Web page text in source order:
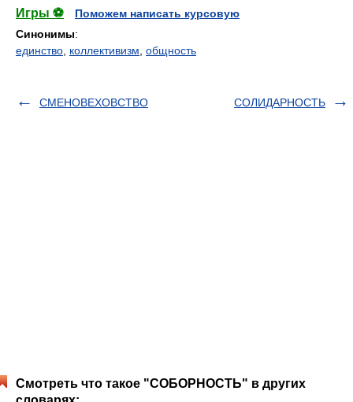
Игры ⚽
Поможем написать курсовую
Синонимы:
единство коллективизм общность
СМЕНОВЕХОВСТВО СОЛИДАРНОСТЬ
Смотреть что такое "СОБОРНОСТЬ" в других